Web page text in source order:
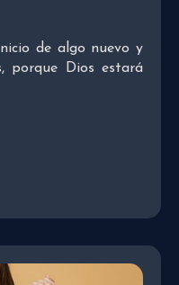
de algo nuevo y
porque Dios estará